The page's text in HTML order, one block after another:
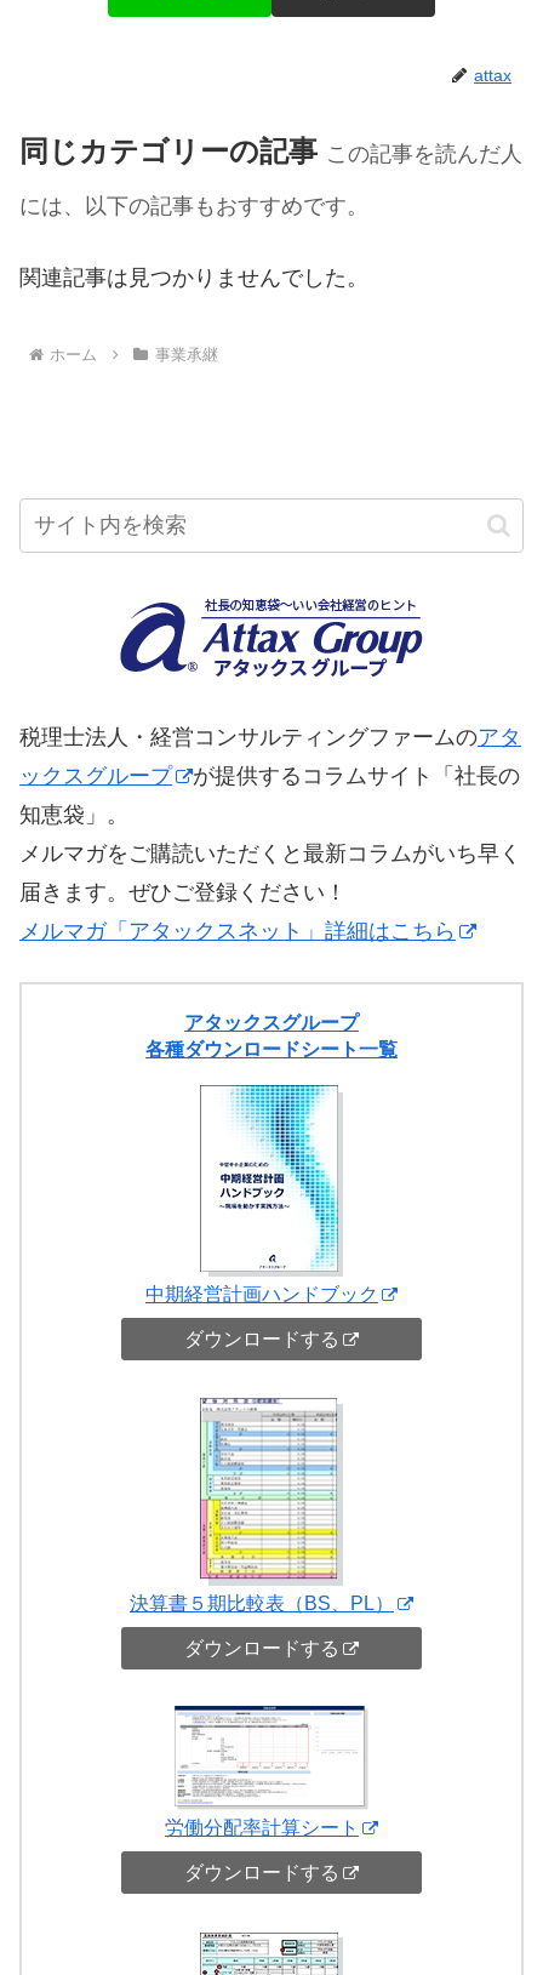
attax
同じカテゴリーの記事 この記事を読んだ人
には、以下の記事もおすすめです。
関連記事は見つかりませんでした。
ホーム 事業承継
税理士法人・経営コンサルティングファームのアタ
ックスグループ
が提供するコラムサイト「社長の
知恵袋」。
メルマガをご購読いただくと最新コラムがいち早く
届きます。ぜひご登録ください！
メルマガ「アタックスネット」詳細はこちら
アタックスグループ
各種ダウンロードシート一覧
中期経営計画ハンドブック
ダウンロードする
決算書５期比較表（BS、PL）
ダウンロードする
労働分配率計算シート
ダウンロードする